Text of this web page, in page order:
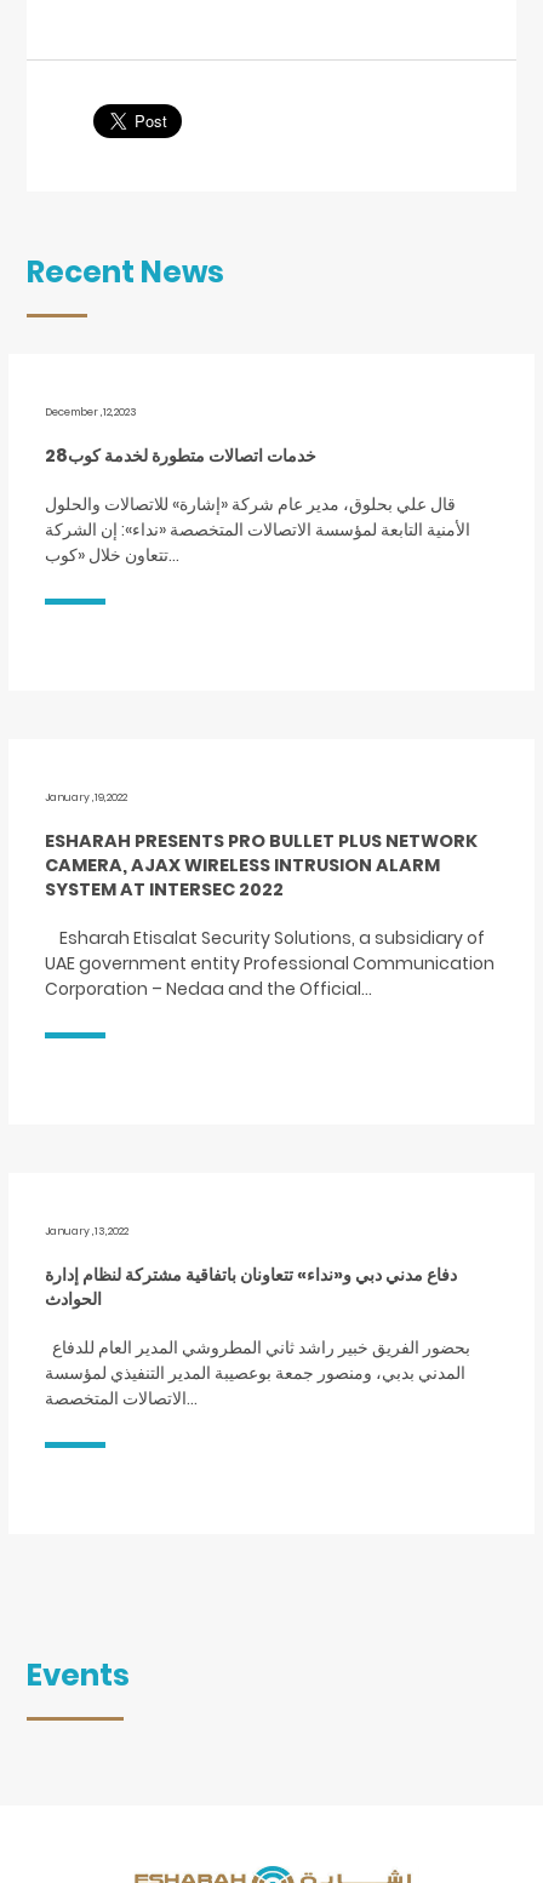
Recent News
December ,12,2023
خدمات اتصالات متطورة لخدمة كوب28
قال علي بحلوق، مدير عام شركة «إشارة» للاتصالات والحلول
الأمنية التابعة لمؤسسة الاتصالات المتخصصة «نداء»: إن الشركة
تتعاون خلال «كوب…
January ,19,2022
ESHARAH PRESENTS PRO BULLET PLUS NETWORK
CAMERA, AJAX WIRELESS INTRUSION ALARM
SYSTEM AT INTERSEC 2022
Esharah Etisalat Security Solutions, a subsidiary of
UAE government entity Professional Communication
Corporation – Nedaa and the Official…
January ,13,2022
دفاع مدني دبي و«نداء» تتعاونان باتفاقية مشتركة لنظام إدارة
الحوادث
بحضور الفريق خبير راشد ثاني المطروشي المدير العام للدفاع
المدني بدبي، ومنصور جمعة بوعصيبة المدير التنفيذي لمؤسسة
الاتصالات المتخصصة…
Events